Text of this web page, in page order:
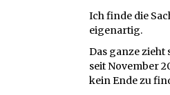
Ich finde die
eigenartig.
Das ganze zieht
seit November
kein Ende zu